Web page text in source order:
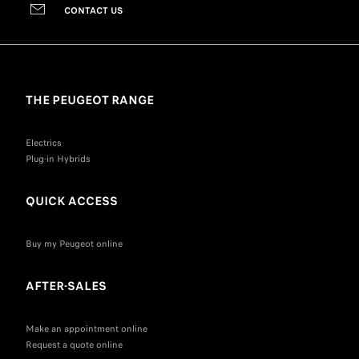
CONTACT US
THE PEUGEOT RANGE
Electrics
Plug-in Hybrids
QUICK ACCESS
Buy my Peugeot online
AFTER-SALES
Make an appointment online
Request a quote online